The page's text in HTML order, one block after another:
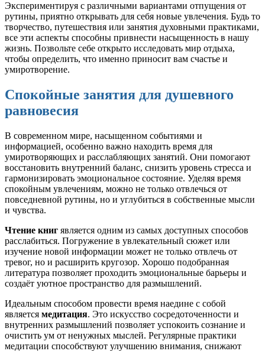
Экспериментируя с различными вариантами отпущения от
рутины, приятно открывать для себя новые увлечения. Будь то
творчество, путешествия или занятия духовными практиками,
все эти аспекты способны привнести насыщенность в нашу
жизнь. Позвольте себе открыто исследовать мир отдыха,
чтобы определить, что именно приносит вам счастье и
умиротворение.
Спокойные занятия для душевного
равновесия
В современном мире, насыщенном событиями и
информацией, особенно важно находить время для
умиротворяющих и расслабляющих занятий. Они помогают
восстановить внутренний баланс, снизить уровень стресса и
гармонизировать эмоциональное состояние. Уделяя время
спокойным увлечениям, можно не только отвлечься от
повседневной рутины, но и углубиться в собственные мысли
и чувства.
Чтение книг является одним из самых доступных способов
расслабиться. Погружение в увлекательный сюжет или
изучение новой информации может не только отвлечь от
тревог, но и расширить кругозор. Хорошо подобранная
литература позволяет проходить эмоциональные барьеры и
создаёт уютное пространство для размышлений.
Идеальным способом провести время наедине с собой
является медитация. Это искусство сосредоточенности и
внутренних размышлений позволяет успокоить сознание и
очистить ум от ненужных мыслей. Регулярные практики
медитации способствуют улучшению внимания, снижают